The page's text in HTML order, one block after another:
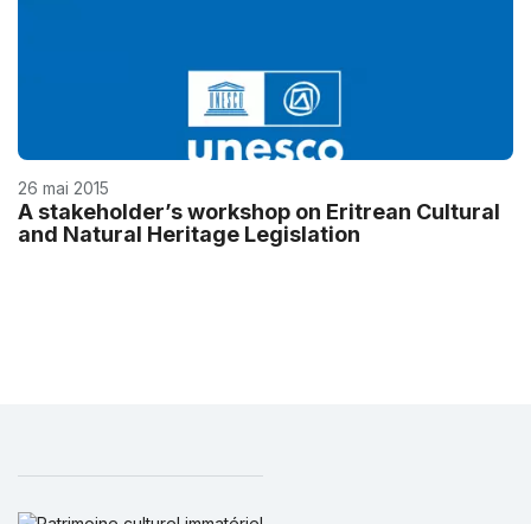
26 mai 2015
A stakeholder’s workshop on Eritrean Cultural
and Natural Heritage Legislation